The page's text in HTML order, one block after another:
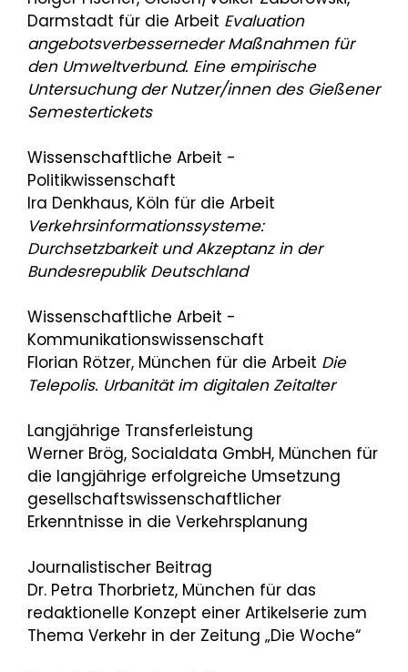
Darmstadt für die Arbeit Evaluation
angebotsverbesserneder Maßnahmen für
den Umweltverbund. Eine empirische
Untersuchung der Nutzer/innen des Gießener
Semestertickets
Wissenschaftliche Arbeit -
Politikwissenschaft
Ira Denkhaus, Köln für die Arbeit
Verkehrsinformationssysteme:
Durchsetzbarkeit und Akzeptanz in der
Bundesrepublik Deutschland
Wissenschaftliche Arbeit -
Kommunikationswissenschaft
Florian Rötzer, München für die Arbeit Die
Telepolis. Urbanität im digitalen Zeitalter
Langjährige Transferleistung
Werner Brög, Socialdata GmbH, München für
die langjährige erfolgreiche Umsetzung
gesellschaftswissenschaftlicher
Erkenntnisse in die Verkehrsplanung
Journalistischer Beitrag
Dr. Petra Thorbrietz, München für das
redaktionelle Konzept einer Artikelserie zum
Thema Verkehr in der Zeitung „Die Woche“